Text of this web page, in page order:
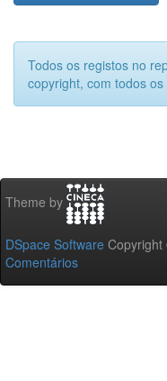
Todos os registos no
copyright, com todos
Theme by
DSpace Software
Comentários